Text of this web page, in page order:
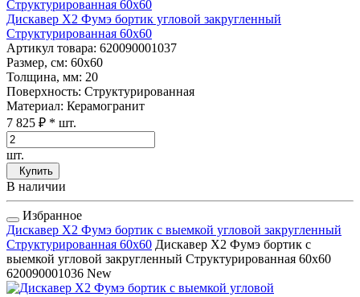
Дискавер Х2 Фумэ бортик угловой закругленный
Структурированная 60x60
Артикул товара: 620090001037
Размер, см: 60x60
Толщина, мм: 20
Поверхность: Структурированная
Материал: Керамогранит
7 825 ₽ * шт.
шт.
Купить
В наличии
Избранное
Дискавер Х2 Фумэ бортик с выемкой угловой закругленный
Структурированная 60x60 Дискавер Х2 Фумэ бортик с
выемкой угловой закругленный Структурированная 60x60
620090001036 New